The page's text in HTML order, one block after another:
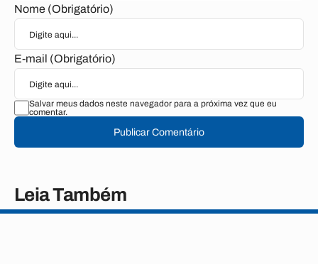
Nome (Obrigatório)
E-mail (Obrigatório)
Salvar meus dados neste navegador para a próxima vez que eu
comentar.
Publicar Comentário
Leia Também